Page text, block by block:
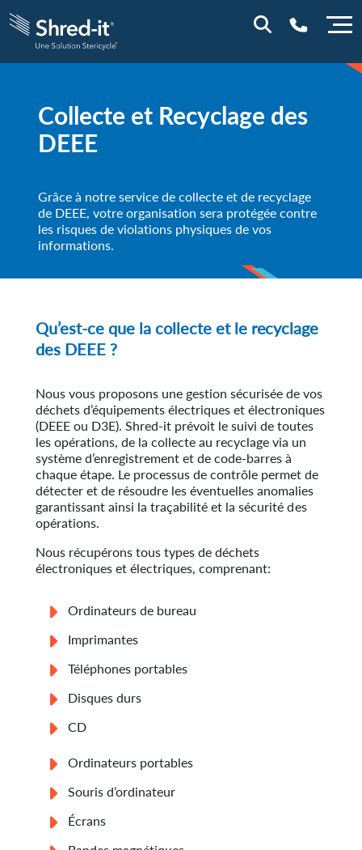
Collecte et Recyclage des
DEEE
Grâce à notre service de collecte et de recyclage
de DEEE, votre organisation sera protégée contre
les risques de violations physiques de vos
informations.
Qu’est-ce que la collecte et le recyclage
des DEEE ?
Nous vous proposons une gestion sécurisée de vos
déchets d’équipements électriques et électroniques
(DEEE ou D3E). Shred-it prévoit le suivi de toutes
les opérations, de la collecte au recyclage via un
système d’enregistrement et de code-barres à
chaque étape. Le processus de contrôle permet de
détecter et de résoudre les éventuelles anomalies
garantissant ainsi la traçabilité et la sécurité des
opérations.
Nous récupérons tous types de déchets
électroniques et électriques, comprenant:
Ordinateurs de bureau
Imprimantes
Téléphones portables
Disques durs
CD
Ordinateurs portables
Souris d’ordinateur
Écrans